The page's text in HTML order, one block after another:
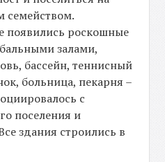
семейством.
появились роскошные
залами,
бассейн, теннисный
больница, пекарня –
с
поселения и
здания строились в